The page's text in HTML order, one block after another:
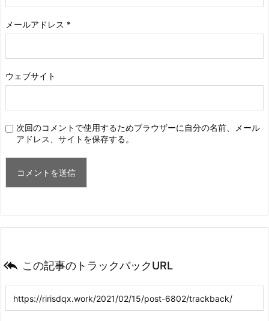
メールアドレス *
ウェブサイト
次回のコメントで使用するためブラウザーに自分の名前、メール
アドレス、サイトを保存する。
 この記事のトラックバックURL